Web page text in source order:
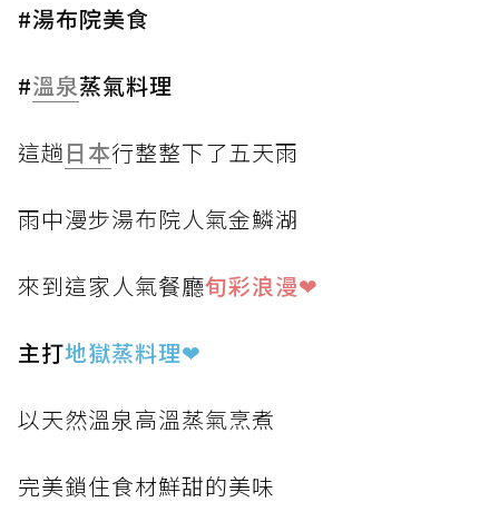
#湯布院美食
#溫泉蒸氣料理
這趟日本行整整下了五天雨
雨中漫步湯布院人氣金鱗湖
來到這家人氣餐廳旬彩浪漫❤
主打地獄蒸料理❤
以天然溫泉高溫蒸氣烹煮
完美鎖住食材鮮甜的美味